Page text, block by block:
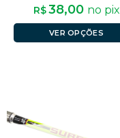
R$38,00 no pix
VER OPÇÕES